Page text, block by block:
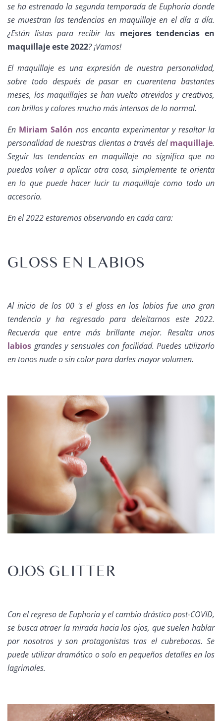
se ha estrenado la segunda temporada de Euphoria donde
se muestran las tendencias en maquillaje en el día a día.
¿Están listas para recibir las mejores tendencias en
maquillaje este 2022? ¡Vamos!
El maquillaje es una expresión de nuestra personalidad,
sobre todo después de pasar en cuarentena bastantes
meses, los maquillajes se han vuelto atrevidos y creativos,
con brillos y colores mucho más intensos de lo normal.
En Miriam Salón nos encanta experimentar y resaltar la
personalidad de nuestras clientas a través del maquillaje.
Seguir las tendencias en maquillaje no significa que no
puedas volver a aplicar otra cosa, simplemente te orienta
en lo que puede hacer lucir tu maquillaje como todo un
accesorio.
En el 2022 estaremos observando en cada cara:
GLOSS EN LABIOS
Al inicio de los 00 's el gloss en los labios fue una gran
tendencia y ha regresado para deleitarnos este 2022.
Recuerda que entre más brillante mejor. Resalta unos
labios grandes y sensuales con facilidad. Puedes utilizarlo
en tonos nude o sin color para darles mayor volumen.
OJOS GLITTER
Con el regreso de Euphoria y el cambio drástico post-COVID,
se busca atraer la mirada hacia los ojos, que suelen hablar
por nosotros y son protagonistas tras el cubrebocas. Se
puede utilizar dramático o solo en pequeños detalles en los
lagrimales.